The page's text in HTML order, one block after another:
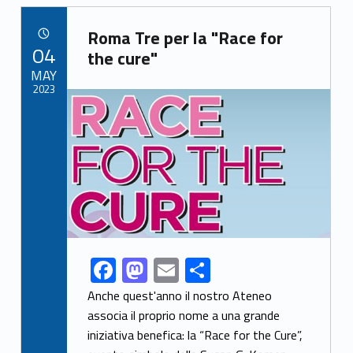
b
o
o
k
d
o
n
l di
vi
Link identifier archive #link-archive-66065
Roma Tre per la "Race for
the cure"
Link identifier archive #link-archive-thumb-soap-14430
Link identifier share facebook archive #share-link-archive-6436F
ac
e
M
as
to
E
m
ai
C
o
n
Anche quest'anno il nostro Ateneo
associa il proprio nome a una grande
iniziativa benefica: la “Race for the Cure”,
04
MAY
2023